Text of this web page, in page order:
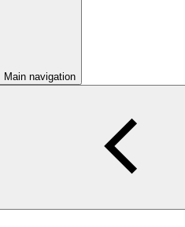
Main navigation